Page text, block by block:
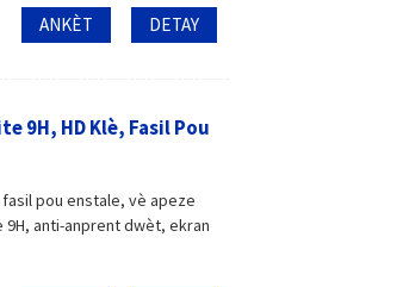
ANKÈT DETAY
9H, HD Klè, Fasil Pou
pou enstale, vè apeze
anti-anprent dwèt, ekran